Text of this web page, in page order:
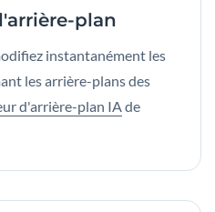
plan
instantanément les
les arrière-plans des
d'arrière-plan IAde